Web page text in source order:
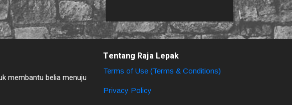
membantu belia menuju
Tentang Raja Lepak
Terms of Use (Terms & Conditions)
Privacy Policy